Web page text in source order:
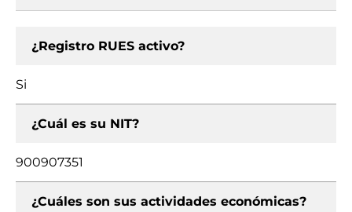
¿Registro RUES activo?
Si
¿Cuál es su NIT?
900907351
¿Cuáles son sus actividades económicas?